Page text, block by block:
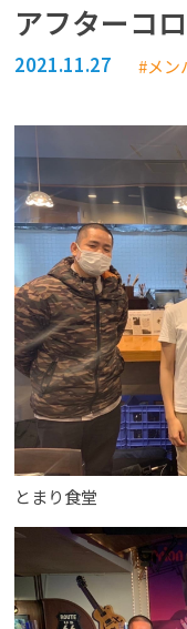
アフターコ
2021.11.27 #メン
とまり食堂